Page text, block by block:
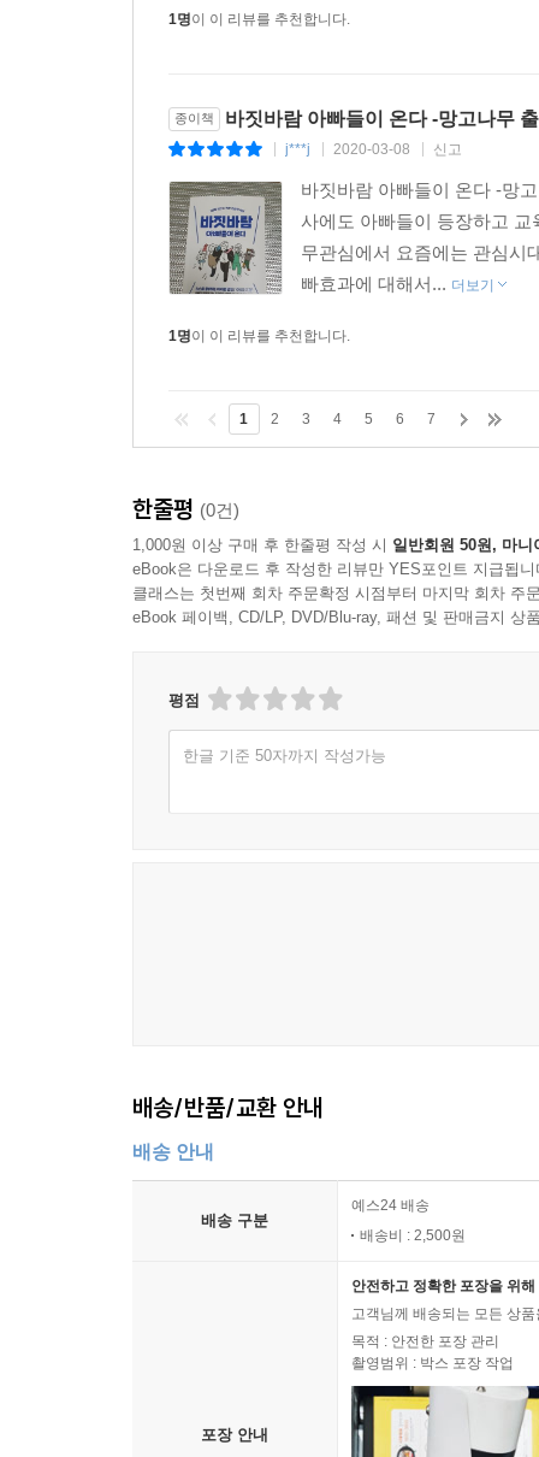
1명이 이 리뷰를 추천합니다.
종이책 바짓바람 아빠들이 온다 -망고나무
j***j 2020-03-08 신고
바짓바람 아빠들이 온다 -망
사에도 아빠들이 등장하고
무관심에서 요즘에는 관심시
빠효과에 대해서... 더보기
1명이 이 리뷰를 추천합니다.
1 2 3 4 5 6 7
한줄평 (0건)
1,000원 이상 구매 후 한줄평 작성 시 일반회원 50원, 마니
eBook은 다운로드 후 작성한 리뷰만 YES포인트 지급됩니
클래스는 첫번째 회차 주문확정 시점부터 마지막 회차 주
eBook 페이백, CD/LP, DVD/Blu-ray, 패션 및 판매금지 상
평점
한글 기준 50자까지 작성가능
배송/반품/교환 안내
배송 안내
배송 구분
예스24 배송
배송비 : 2,500원
포장 안내
안전하고 정확한 포장을 위
고객님께 배송되는 모든 상
목적 : 안전한 포장 관리
촬영범위 : 박스 포장 작업